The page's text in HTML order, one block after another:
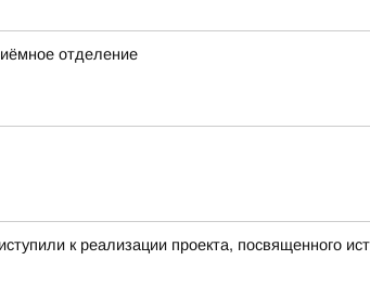
отделение
к реализации проекта, посвященного